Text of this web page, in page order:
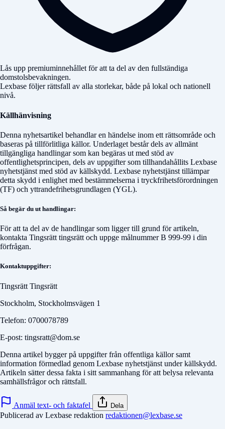
Lås upp premiuminnehållet för att ta del av den fullständiga
domstolsbevakningen.
Lexbase följer rättsfall av alla storlekar, både på lokal och nationell
nivå.
Källhänvisning
Denna nyhetsartikel behandlar en händelse inom ett rättsområde och
baseras på tillförlitliga källor. Underlaget består dels av allmänt
tillgängliga handlingar som kan begäras ut med stöd av
offentlighetsprincipen, dels av uppgifter som tillhandahållits Lexbase
nyhetstjänst med stöd av källskydd. Lexbase nyhetstjänst tillämpar
detta skydd i enlighet med bestämmelserna i tryckfrihetsförordningen
(TF) och yttrandefrihetsgrundlagen (YGL).
Så begär du ut handlingar:
För att ta del av de handlingar som ligger till grund för artikeln,
kontakta Tingsrätt tingsrätt och uppge målnummerB 999-99 i din
förfrågan.
Kontaktuppgifter:
Tingsrätt Tingsrätt
Stockholm, Stockholmsvägen 1
Telefon: 0700078789
E-post: tingsratt@dom.se
Denna artikel bygger på uppgifter från offentliga källor samt
information förmedlad genom Lexbase nyhetstjänst under källskydd.
Artikeln sätter dessa fakta i sitt sammanhang för att belysa relevanta
samhällsfrågor och rättsfall.
Anmäl text- och faktafel Dela
Publicerad av Lexbase redaktion redaktionen@lexbase.se